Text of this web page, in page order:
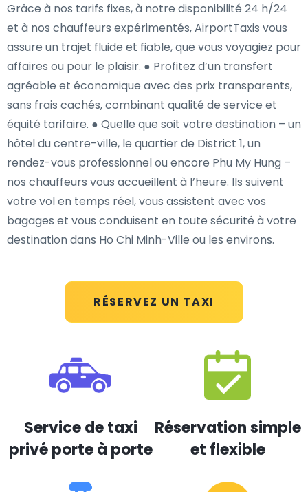
RÉSERVEZ UN TAXI
Grâce à nos tarifs fixes, à notre disponibilité 24 h/24
et à nos chauffeurs expérimentés, AirportTaxis vous
assure un trajet fluide et fiable, que vous voyagiez pour
affaires ou pour le plaisir. ● Profitez d’un transfert
agréable et économique avec des prix transparents,
sans frais cachés, combinant qualité de service et
équité tarifaire. ● Quelle que soit votre destination – un
hôtel du centre-ville, le quartier de District 1, un
rendez-vous professionnel ou encore Phu My Hung –
nos chauffeurs vous accueillent à l’heure. Ils suivent
votre vol en temps réel, vous assistent avec vos
bagages et vous conduisent en toute sécurité à votre
destination dans Ho Chi Minh-Ville ou les environs.
Service de taxi
privé porte à porte
Réservation simple
et flexible